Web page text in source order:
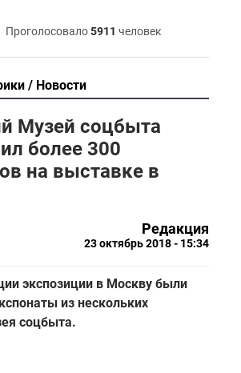
Проголосовало5911 человек
Новости
Музей соцбыта
более 300
на выставке в
Редакция
23 октябрь 2018 - 15:34
экспозиции в Москву были
из нескольких
соцбыта.